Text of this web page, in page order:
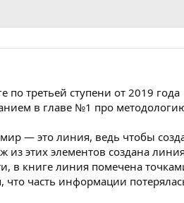
третьей ступени от 2019 года
в главе №1 про
— это линия, ведь чтобы
из этих элементов создана
в книге линия помечена
что часть информации